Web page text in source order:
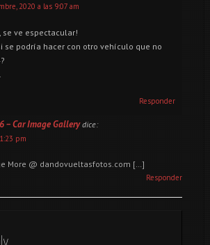
2020 a las 9:07 am
se ve espectacular!
se podría hacer con otro vehículo que no
Responder
– Car Image Gallerydice:
pm
More @ dandovueltasfotos.com […]
Responder